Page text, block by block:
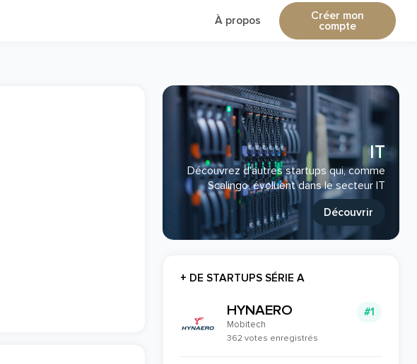
À propos Créer mon
compte
IT
Découvrez d'autres startups qui, comme
Scalingo, évoluent dans le secteur IT
Découvrir
+ DE STARTUPS SÉRIE A
#1
HYNAERO
Mobitech
362 votes enregistrés